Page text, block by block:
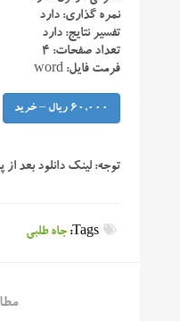
نمره گذاری: دارد
تفسیر نتایج: دارد
تعداد صفحات: ۴
فرمت فایل: word
60,000 ریال – خرید
توجه: لینک دانلود بعد
Tags: جاه طلبی